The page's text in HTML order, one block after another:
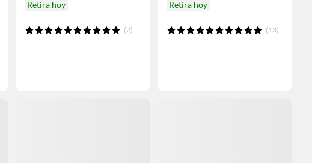
Retira hoy
(2)
Retira hoy
(13)